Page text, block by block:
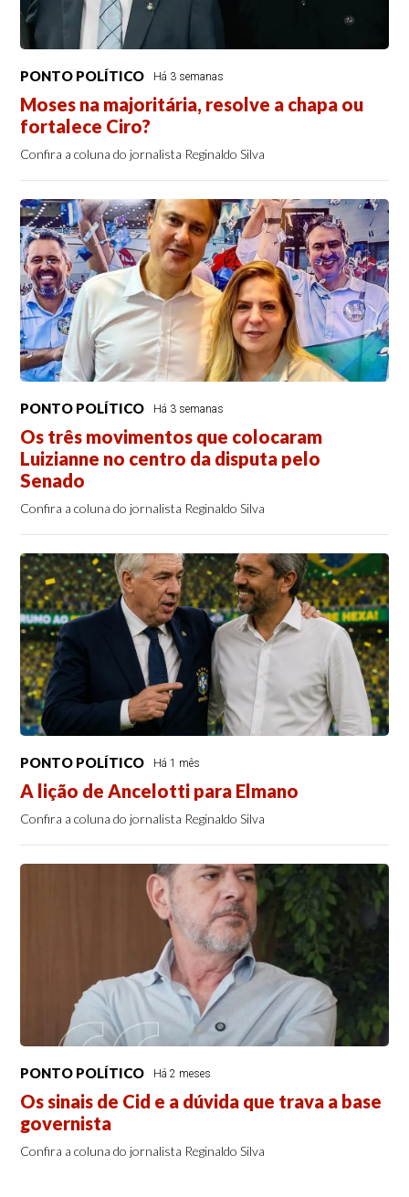
PONTO POLÍTICO Há 3 semanas
Moses na majoritária, resolve a chapa ou
fortalece Ciro?
Confira a coluna do jornalista Reginaldo Silva
PONTO POLÍTICO Há 3 semanas
Os três movimentos que colocaram
Luizianne no centro da disputa pelo
Senado
Confira a coluna do jornalista Reginaldo Silva
PONTO POLÍTICO Há 1 mês
A lição de Ancelotti para Elmano
Confira a coluna do jornalista Reginaldo Silva
PONTO POLÍTICO Há 2 meses
Os sinais de Cid e a dúvida que trava a base
governista
Confira a coluna do jornalista Reginaldo Silva